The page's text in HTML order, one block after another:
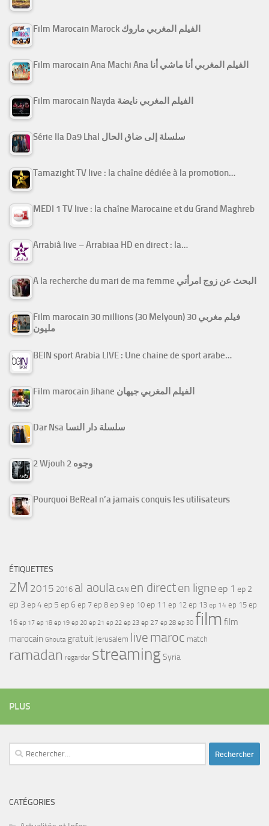
Film Marocain Marock الفيلم المغربي ماروك
Film marocain Ana Machi Ana الفيلم المغربي أنا ماشي أنا
Film marocain Nayda الفيلم المغربي نايضة
Série Ila Da9 Lhal سلسلة إلى ضاق الحال
Tamazight TV live : la chaîne dédiée à la promotion…
MEDI 1 TV live : la chaîne Marocaine et du Grand Maghreb
Arrabiâ live – Arrabiaa HD en direct : la…
A la recherche du mari de ma femme البحث عن زوج امرأتي
Film marocain 30 millions (30 Melyoun) فيلم مغربي 30
مليون
BEIN sport Arabia LIVE : Une chaine de sport arabe…
Film marocain Jihane الفيلم المغربي جيهان
Dar Nsa سلسلة دار النسا
2 Wjouh 2 وجوه
Pourquoi BeReal n’a jamais conquis les utilisateurs
ÉTIQUETTES
2M 2015 2016 al aoula CAN en directen ligne ep 1 ep 2
ep 3ep 4ep 5 ep 6 ep 7 ep 8 ep 9 ep 10 ep 11 ep 12 ep 13 ep 14 ep 15 ep
16 ep 17 ep 18 ep 19 ep 20 ep 21 ep 22 ep 23 ep 27 ep 28 ep 30 film film
marocain Ghouta gratuit Jerusalem live maroc match
ramadan regarder streamingSyria
PLUS
Rechercher :
CATÉGORIES